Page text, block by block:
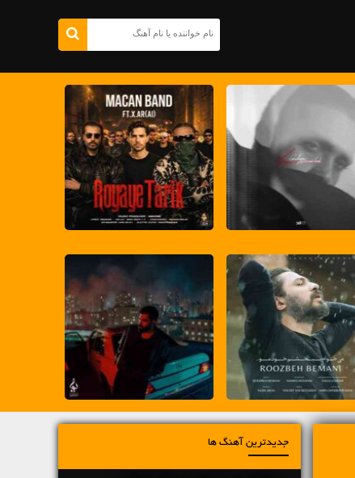
جدیدترین آهنگ ها